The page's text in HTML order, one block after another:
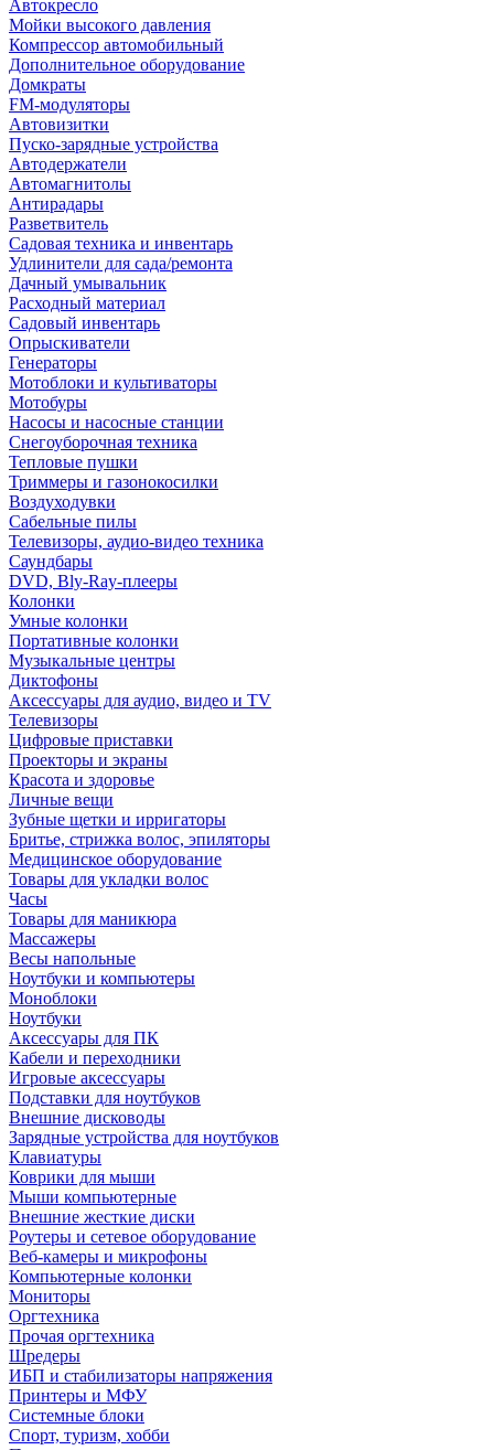
Автокресло
Мойки высокого давления
Компрессор автомобильный
Дополнительное оборудование
Домкраты
FM-модуляторы
Автовизитки
Пуско-зарядные устройства
Автодержатели
Автомагнитолы
Антирадары
Разветвитель
Садовая техника и инвентарь
Удлинители для сада/ремонта
Дачный умывальник
Расходный материал
Садовый инвентарь
Опрыскиватели
Генераторы
Мотоблоки и культиваторы
Мотобуры
Насосы и насосные станции
Снегоуборочная техника
Тепловые пушки
Триммеры и газонокосилки
Воздуходувки
Сабельные пилы
Телевизоры, аудио-видео техника
Саундбары
DVD, Bly-Ray-плееры
Колонки
Умные колонки
Портативные колонки
Музыкальные центры
Диктофоны
Аксессуары для аудио, видео и TV
Телевизоры
Цифровые приставки
Проекторы и экраны
Красота и здоровье
Личные вещи
Зубные щетки и ирригаторы
Бритье, стрижка волос, эпиляторы
Медицинское оборудование
Товары для укладки волос
Часы
Товары для маникюра
Массажеры
Весы напольные
Ноутбуки и компьютеры
Моноблоки
Ноутбуки
Аксессуары для ПК
Кабели и переходники
Игровые аксессуары
Подставки для ноутбуков
Внешние дисководы
Зарядные устройства для ноутбуков
Клавиатуры
Коврики для мыши
Мыши компьютерные
Внешние жесткие диски
Роутеры и сетевое оборудование
Веб-камеры и микрофоны
Компьютерные колонки
Мониторы
Оргтехника
Прочая оргтехника
Шредеры
ИБП и стабилизаторы напряжения
Принтеры и МФУ
Системные блоки
Спорт, туризм, хобби